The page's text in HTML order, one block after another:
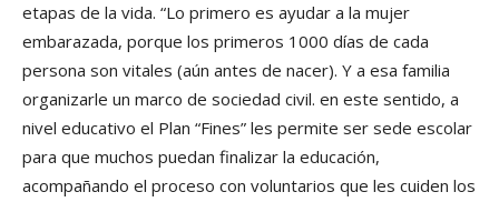
etapas de la vida. “Lo primero es ayudar a la mujer
embarazada, porque los primeros 1000 días de cada
persona son vitales (aún antes de nacer). Y a esa familia
organizarle un marco de sociedad civil. en este sentido, a
nivel educativo el Plan “Fines” les permite ser sede escolar
para que muchos puedan finalizar la educación,
acompañando el proceso con voluntarios que les cuiden los